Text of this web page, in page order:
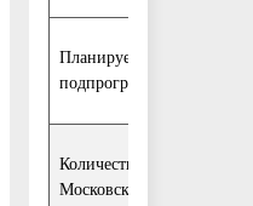
Планируемые
подпрограммы
Количество созданных
Московской области